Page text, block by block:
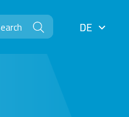
DE
DE